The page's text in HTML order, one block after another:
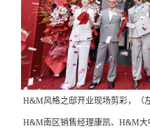
H&M风格之邸开业现场剪彩，（
H&M南区销售经理康凯、H&M